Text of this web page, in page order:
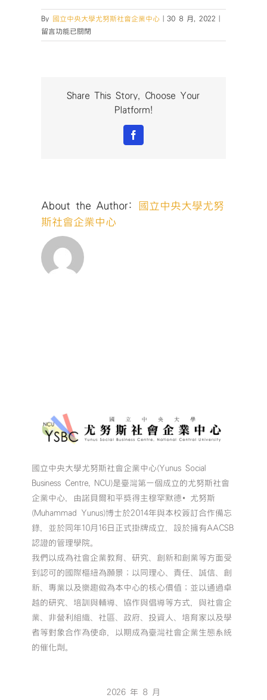
By 國立中央大學尤努斯社會企業中心 30 8 月, 2022
海
留言功能已關閉
Share This Story, Choose Your
Platform!
Facebook
About the Author:
國立中央大學尤努
斯社會企業中心
國立中央大學尤努斯社會企業中心(Yunus Social
Business Centre, NCU)是臺灣第一個成立的尤努斯社會
企業中心，由諾貝爾和平獎得主穆罕默德•尤努斯
(Muhammad Yunus)博士於2014年與本校簽訂合作備忘
錄，並於同年10月16日正式掛牌成立，設於擁有AACSB
認證的管理學院。
我們以成為社會企業教育、研究、創新和創業等方面受
到認可的國際樞紐為願景；以同理心、責任、誠信、創
新、專業以及樂趣做為本中心的核心價值；並以通過卓
越的研究、培訓與輔導、協作與倡導等方式，與社會企
業、非營利組織、社區、政府、投資人、培育家以及學
者等對象合作為使命，以期成為臺灣社會企業生態系統
的催化劑。
2026 年 8 月